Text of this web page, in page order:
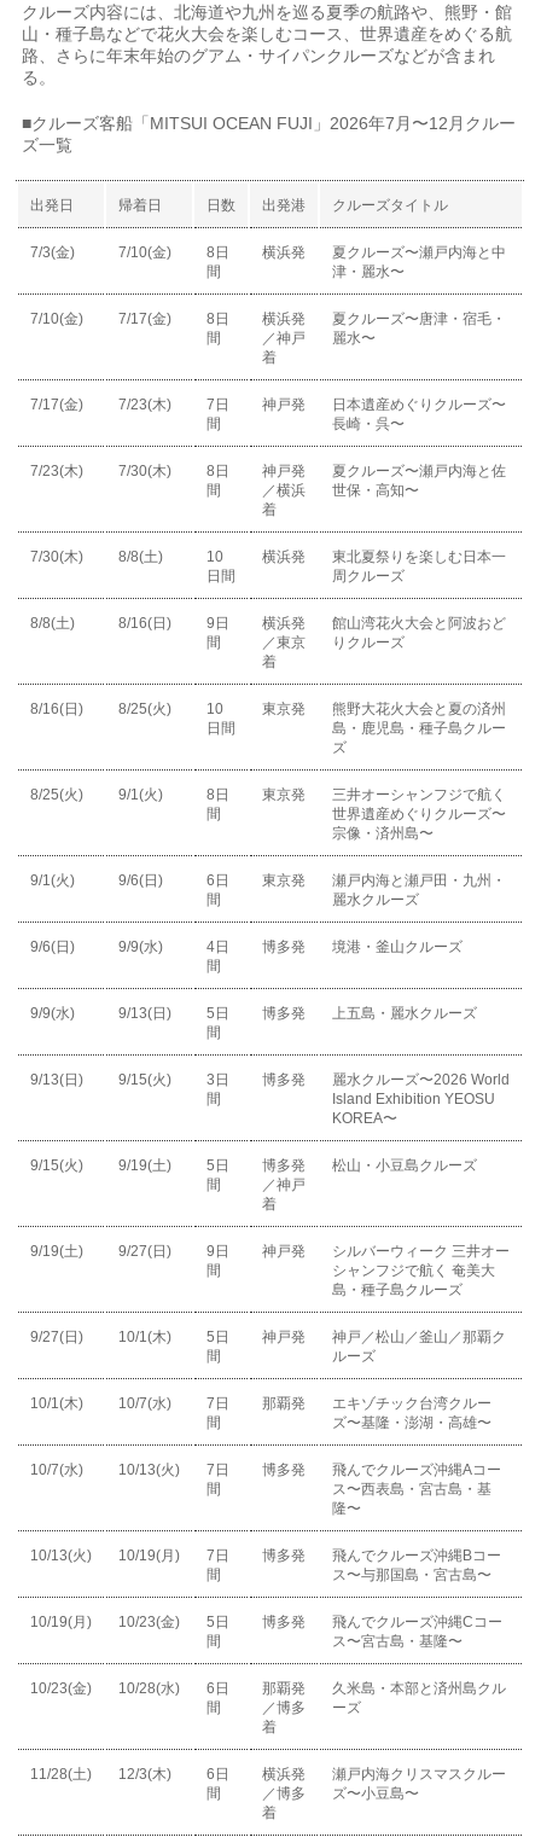
クルーズ内容には、北海道や九州を巡る夏季の航路や、熊野・館
山・種子島などで花火大会を楽しむコース、世界遺産をめぐる航
路、さらに年末年始のグアム・サイパンクルーズなどが含まれ
る。
■クルーズ客船「MITSUI OCEAN FUJI」2026年7月〜12月クルー
ズ一覧
出発日 帰着日 日数 出発港 クルーズタイトル
7/3(金) 7/10(金)
8日
間
横浜発
夏クルーズ〜瀬戸内海と中
津・麗水〜
7/10(金) 7/17(金)
8日
間
横浜発
／神戸
着
夏クルーズ〜唐津・宿毛・
麗水〜
7/17(金) 7/23(木)
7日
間
神戸発
日本遺産めぐりクルーズ〜
長崎・呉〜
7/23(木) 7/30(木)
8日
間
神戸発
／横浜
着
夏クルーズ〜瀬戸内海と佐
世保・高知〜
7/30(木) 8/8(土)
10
日間
横浜発
東北夏祭りを楽しむ日本一
周クルーズ
8/8(土) 8/16(日)
9日
間
横浜発
／東京
着
館山湾花火大会と阿波おど
りクルーズ
8/16(日) 8/25(火)
10
日間
東京発
熊野大花火大会と夏の済州
島・鹿児島・種子島クルー
ズ
8/25(火) 9/1(火)
8日
間
東京発
三井オーシャンフジで航く
世界遺産めぐりクルーズ〜
宗像・済州島〜
9/1(火) 9/6(日)
6日
間
東京発
瀬戸内海と瀬戸田・九州・
麗水クルーズ
9/6(日) 9/9(水)
4日
間
博多発 境港・釜山クルーズ
9/9(水) 9/13(日)
5日
間
博多発 上五島・麗水クルーズ
9/13(日) 9/15(火)
3日
間
博多発
麗水クルーズ〜2026 World
Island Exhibition YEOSU
KOREA〜
9/15(火) 9/19(土)
5日
間
博多発
／神戸
着
松山・小豆島クルーズ
9/19(土) 9/27(日)
9日
間
神戸発
シルバーウィーク 三井オー
シャンフジで航く 奄美大
島・種子島クルーズ
9/27(日) 10/1(木)
5日
間
神戸発
神戸／松山／釜山／那覇ク
ルーズ
10/1(木) 10/7(水)
7日
間
那覇発
エキゾチック台湾クルー
ズ〜基隆・澎湖・高雄〜
10/7(水) 10/13(火)
7日
間
博多発
飛んでクルーズ沖縄Aコー
ス〜西表島・宮古島・基
隆〜
10/13(火) 10/19(月)
7日
間
博多発
飛んでクルーズ沖縄Bコー
ス〜与那国島・宮古島〜
10/19(月) 10/23(金)
5日
間
博多発
飛んでクルーズ沖縄Cコー
ス〜宮古島・基隆〜
10/23(金) 10/28(水)
6日
間
那覇発
／博多
着
久米島・本部と済州島クル
ーズ
11/28(土) 12/3(木)
6日
間
横浜発
／博多
着
瀬戸内海クリスマスクルー
ズ〜小豆島〜